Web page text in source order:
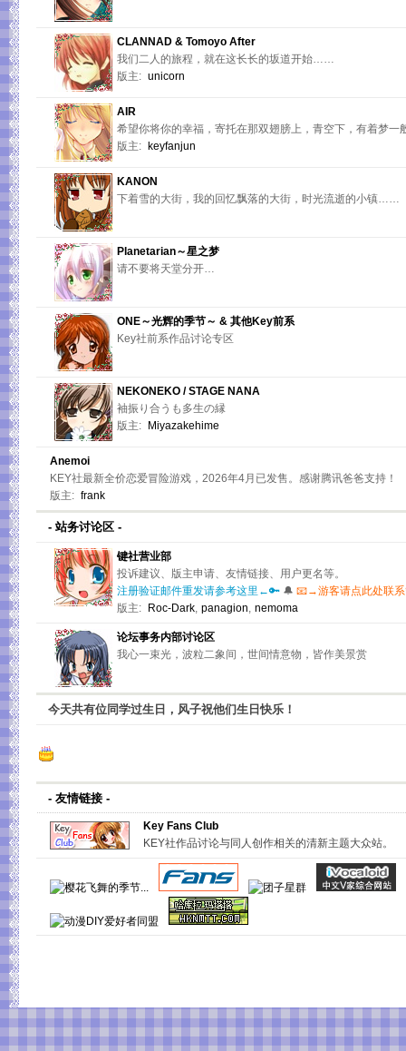
CLANNAD & Tomoyo After
我们二人的旅程，就在这长长的坂道开始……
版主: unicorn
AIR
希望你将你的幸福，寄托在那双翅膀上，青空下，有着梦
版主: keyfanjun
KANON
下着雪的大街，我的回忆飘落的大街，时光流逝的小镇……
Planetarian～星之梦
请不要将天堂分开…
ONE～光辉的季节～ & 其他Key前系
Key社前系作品讨论专区
NEKONEKO / STAGE NANA
袖振り合うも多生の縁
版主:
Miyazakehime
Anemoi
KEY社最新全价恋爱冒险游戏，2026年4月已发售。感谢腾讯爸爸支持！
版主: frank
- 站务讨论区 -
键社营业部
投诉建议、版主申请、友情链接、用户更名等。
注册验证邮件重发请参考这里←🔑 🔔 📧→游客请点此处联
版主:
Roc-Dark, panagion, nemoma
论坛事务内部讨论区
我心一束光，波粒二象间，世间情意物，皆作美景赏
今天共有位同学过生日，风子祝他们生日快乐！
- 友情链接 -
Key Fans Club
KEY社作品讨论与同人创作相关的清新主题大众站。